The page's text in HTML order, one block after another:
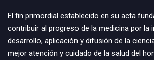
El fin primordial establecido en su acta
contribuir al progreso de la medicina por la
desarrollo, aplicación y difusión de la
mejor atención y cuidado de la salud del